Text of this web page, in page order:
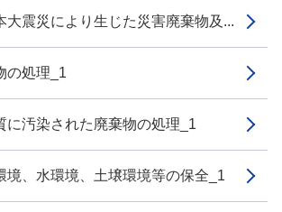
震災により生じた災害廃棄物及...
処理_1
汚染された廃棄物の処理_1
、水環境、土壌環境等の保全_1